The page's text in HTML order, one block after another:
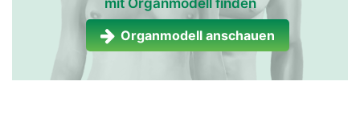
mit Organmodell finden
Organmodell anschauen